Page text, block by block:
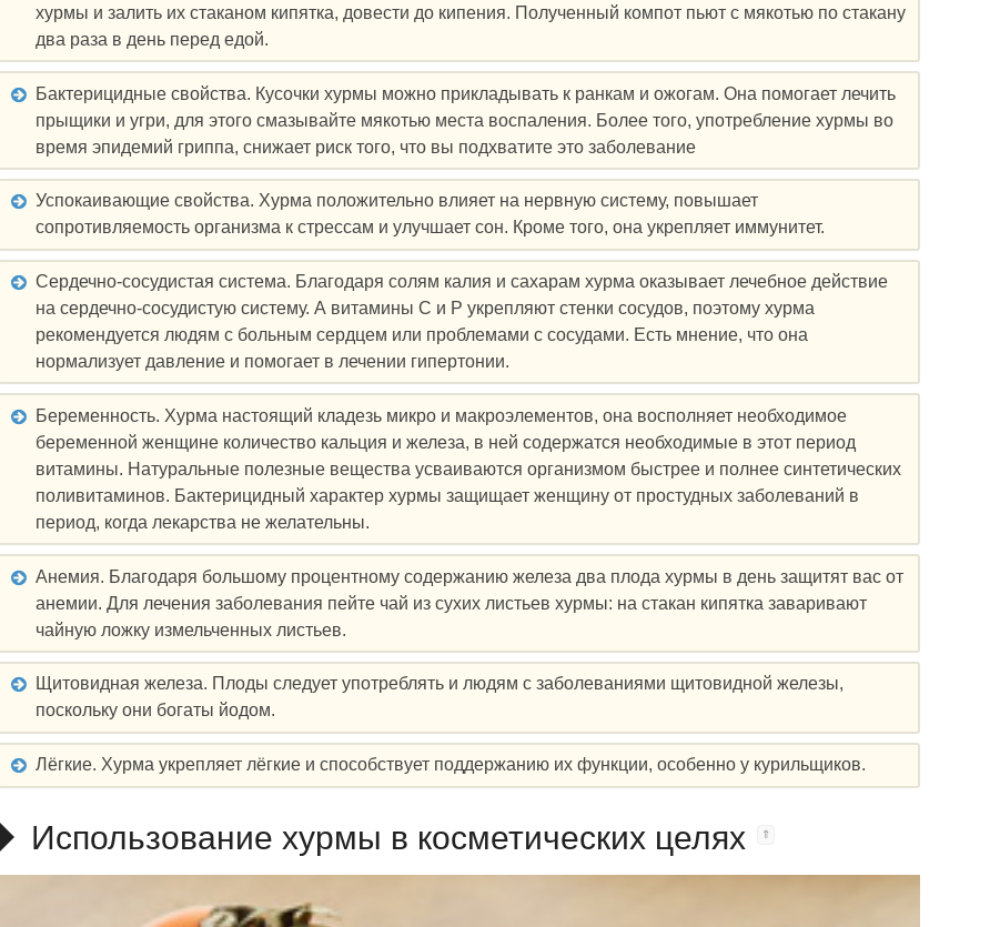
хурмы и залить их стаканом кипятка, довести до кипения. Полученный компот пьют с мякотью по стакану
два раза в день перед едой.
Бактерицидные свойства. Кусочки хурмы можно прикладывать к ранкам и ожогам. Она помогает лечить
прыщики и угри, для этого смазывайте мякотью места воспаления. Более того, употребление хурмы во
время эпидемий гриппа, снижает риск того, что вы подхватите это заболевание
Успокаивающие свойства. Хурма положительно влияет на нервную систему, повышает
сопротивляемость организма к стрессам и улучшает сон. Кроме того, она укрепляет иммунитет.
Сердечно-сосудистая система. Благодаря солям калия и сахарам хурма оказывает лечебное действие
на сердечно-сосудистую систему. А витамины C и P укрепляют стенки сосудов, поэтому хурма
рекомендуется людям с больным сердцем или проблемами с сосудами. Есть мнение, что она
нормализует давление и помогает в лечении гипертонии.
Беременность. Хурма настоящий кладезь микро и макроэлементов, она восполняет необходимое
беременной женщине количество кальция и железа, в ней содержатся необходимые в этот период
витамины. Натуральные полезные вещества усваиваются организмом быстрее и полнее синтетических
поливитаминов. Бактерицидный характер хурмы защищает женщину от простудных заболеваний в
период, когда лекарства не желательны.
Анемия. Благодаря большому процентному содержанию железа два плода хурмы в день защитят вас от
анемии. Для лечения заболевания пейте чай из сухих листьев хурмы: на стакан кипятка заваривают
чайную ложку измельченных листьев.
Щитовидная железа. Плоды следует употреблять и людям с заболеваниями щитовидной железы,
поскольку они богаты йодом.
Лёгкие. Хурма укрепляет лёгкие и способствует поддержанию их функции, особенно у курильщиков.
Использование хурмы в косметических целях